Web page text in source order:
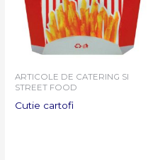
ARTICOLE DE CATERING SI
STREET FOOD
Cutie cartofi